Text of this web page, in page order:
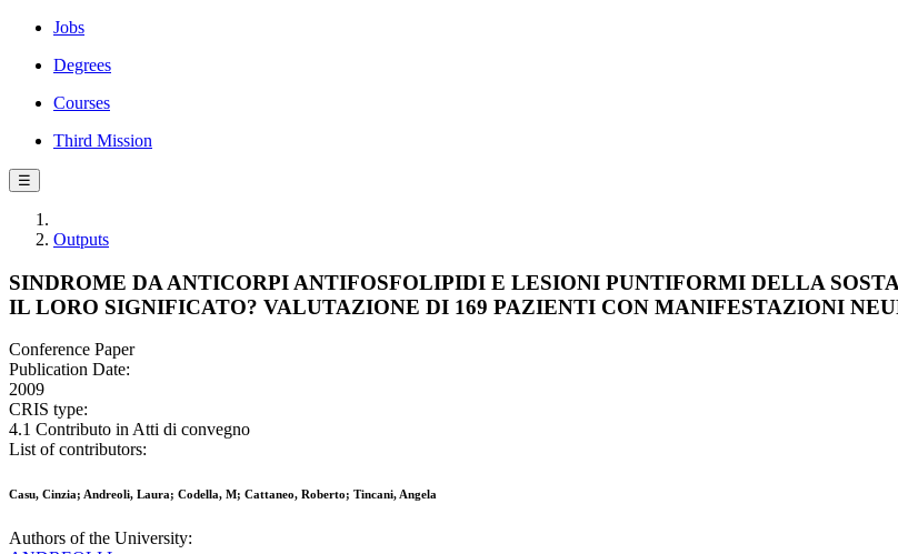
Jobs
Degrees
Courses
Third Mission
☰
Outputs
SINDROME DA ANTICORPI ANTIFOSFOLIPIDI E LESIONI PUNTIFORMI DELLA
IL LORO SIGNIFICATO? VALUTAZIONE DI 169 PAZIENTI CON MANIFESTAZIONI
Conference Paper
Publication Date:
2009
CRIS type:
4.1 Contributo in Atti di convegno
List of contributors:
Casu, Cinzia; Andreoli, Laura; Codella, M; Cattaneo, Roberto; Tincani, Angela
Authors of the University: